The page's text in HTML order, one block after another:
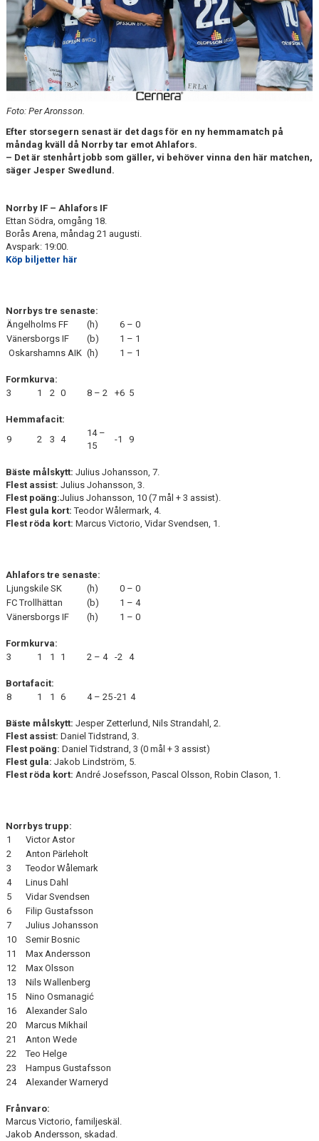
DOKUMENT
BILDARKIV
BILDER 2025
Foto: Per Aronsson.
Efter storsegern senast är det dags för en ny hemmamatch på
måndag kväll då Norrby tar emot Ahlafors.
– Det är stenhårt jobb som gäller, vi behöver vinna den här matchen,
säger Jesper Swedlund.
Norrby IF – Ahlafors IF
Ettan Södra, omgång 18.
Borås Arena, måndag 21 augusti.
Avspark: 19:00.
Köp biljetter här
Norrbys tre senaste:
Ängelholms FF
(h)
6 – 0
Vänersborgs IF
(b)
1 – 1
Oskarshamns AIK (h) 1 – 1
Formkurva:
3
1 2 0 8 – 2 +6 5
Hemmafacit:
9
2 3 4
14 –
15
-1 9
Bäste målskytt: Julius Johansson, 7.
Flest assist: Julius Johansson, 3.
Flest poäng:Julius Johansson, 10 (7 mål + 3 assist).
Flest gula kort:Teodor Wålermark, 4.
Flest röda kort: Marcus Victorio, Vidar Svendsen, 1.
Ahlafors tre senaste:
Ljungskile SK
(h)
0 – 0
FC Trollhättan
(b)
1 – 4
Vänersborgs IF
(h) 1 – 0
Formkurva:
3
1 1 1 2 – 4 -2 4
Bortafacit:
8
1 1 6 4 – 25-21 4
Bäste målskytt: Jesper Zetterlund, Nils Strandahl, 2.
Flest assist: Daniel Tidstrand, 3.
Flest poäng: Daniel Tidstrand, 3 (0 mål + 3 assist)
Flest gula: Jakob Lindström, 5.
Flest röda kort: André Josefsson, Pascal Olsson, Robin Clason, 1.
Norrbys trupp:
1
Victor Astor
2
Anton Pärleholt
3
Teodor Wålemark
4
Linus Dahl
5
Vidar Svendsen
6
Filip Gustafsson
7
Julius Johansson
10
Semir Bosnic
11
Max Andersson
12
Max Olsson
13
Nils Wallenberg
15
Nino Osmanagić
16
Alexander Salo
20
Marcus Mikhail
21
Anton Wede
22
Teo Helge
23
Hampus Gustafsson
24
Alexander Warneryd
Frånvaro:
Marcus Victorio, familjeskäl.
Jakob Andersson, skadad.